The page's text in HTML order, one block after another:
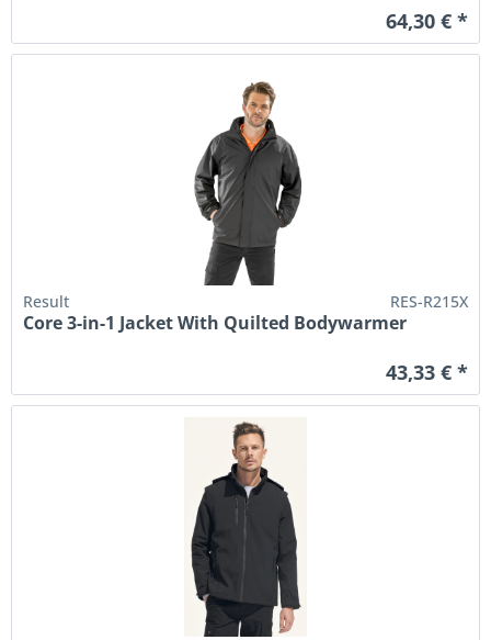
64,30 € *
Result RES-R215X
Core 3-in-1 Jacket With Quilted Bodywarmer
43,33 € *